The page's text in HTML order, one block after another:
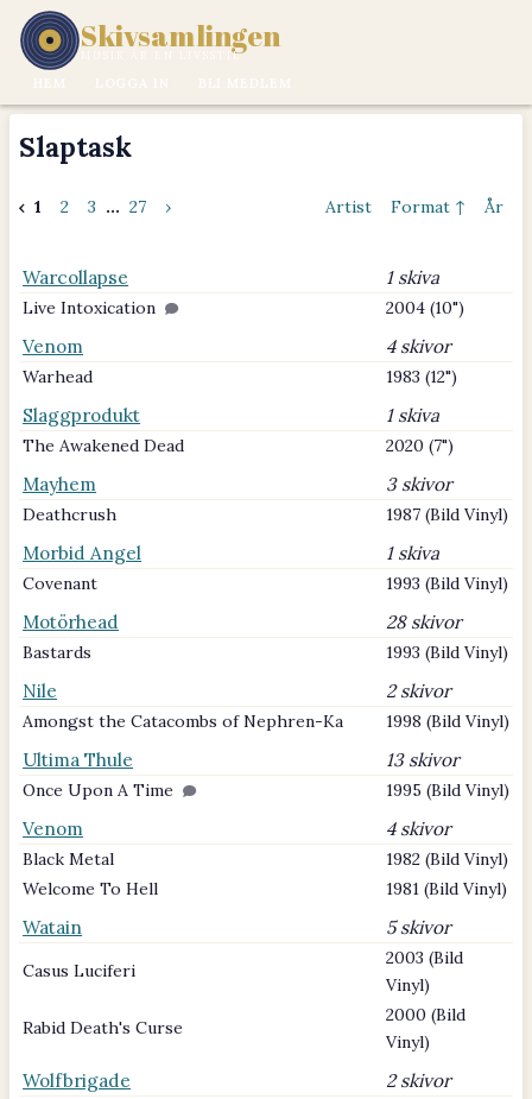
Skivsamlingen
MUSIK ÄR EN LIVSSTIL.
Slaptask
‹ 1 2 3 ... 27 › Artist Format ↑ År
Warcollapse 1 skiva
Live Intoxication 2004 (10")
Venom 4 skivor
Warhead 1983 (12")
Slaggprodukt 1 skiva
The Awakened Dead 2020 (7")
Mayhem 3 skivor
Deathcrush 1987 (Bild Vinyl)
Morbid Angel 1 skiva
Covenant 1993 (Bild Vinyl)
Motörhead 28 skivor
Bastards 1993 (Bild Vinyl)
Nile 2 skivor
Amongst the Catacombs of Nephren-Ka 1998 (Bild Vinyl)
Ultima Thule 13 skivor
Once Upon A Time 1995 (Bild Vinyl)
Venom 4 skivor
Black Metal
1982 (Bild Vinyl)
Welcome To Hell
1981 (Bild Vinyl)
Watain 5 skivor
Casus Luciferi
2003 (Bild
Vinyl)
Rabid Death's Curse
2000 (Bild
Vinyl)
Wolfbrigade 2 skivor